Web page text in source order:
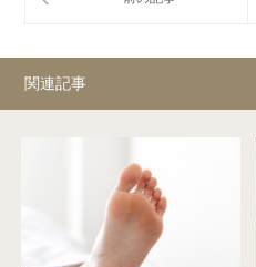
関連記事